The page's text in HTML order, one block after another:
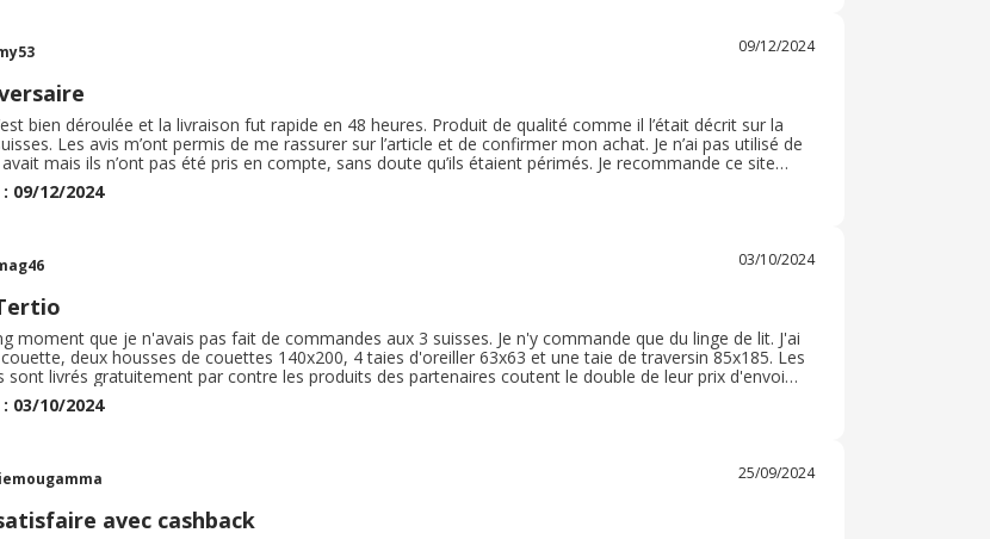
09/12/2024
bien déroulée et la livraison fut rapide en 48 heures. Produit de qualité comme il l’était décrit sur la
Les avis m’ont permis de me rassurer sur l’article et de confirmer mon achat. Je n’ai pas utilisé de
mais ils n’ont pas été pris en compte, sans doute qu’ils étaient périmés. Je recommande ce site
dans les descriptions des articles. Le SAV est professionnel, suite à une question, j’ai pu obtenir une
09/12/2024
03/10/2024
moment que je n'avais pas fait de commandes aux 3 suisses. Je n'y commande que du linge de lit. J'ai
deux housses de couettes 140x200, 4 taies d'oreiller 63x63 et une taie de traversin 85x185. Les
sont livrés gratuitement par contre les produits des partenaires coutent le double de leur prix d'envoi
Cela comme si j'avais fait deux commandes à 4, 99 euros ! Je ne trouve pas cela très cool. Ls
conformes.
03/10/2024
25/09/2024
avec cashback